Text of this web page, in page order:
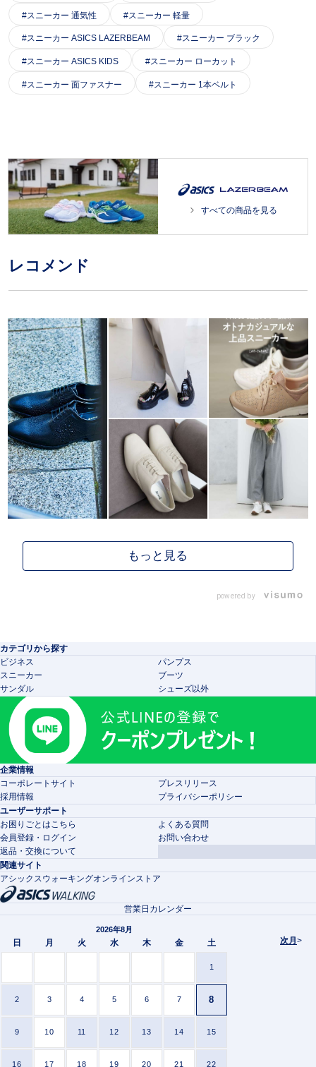
スニーカー 通気性 スニーカー 軽量
スニーカー ASICS LAZERBEAM スニーカー ブラック
スニーカー ASICS KIDS スニーカー ローカット
スニーカー 面ファスナー スニーカー 1本ベルト
すべての商品を見る
レコメンド
powered by
カテゴリから探す
ビジネス
パンプス
スニーカー
ブーツ
サンダル
シューズ以外
企業情報
コーポレートサイト
プレスリリース
採用情報
プライバシーポリシー
ユーザーサポート
お困りごとはこちら
よくある質問
会員登録・ログイン
お問い合わせ
返品・交換について
関連サイト
アシックスウォーキングオンラインストア
次月>
営業日カレンダー
2026年8月
日 月 火 水 木 金 土
1
2 3 4 5 6 7 8
9 10 11 12 13 14 15
16 17 18 19 20 21 22